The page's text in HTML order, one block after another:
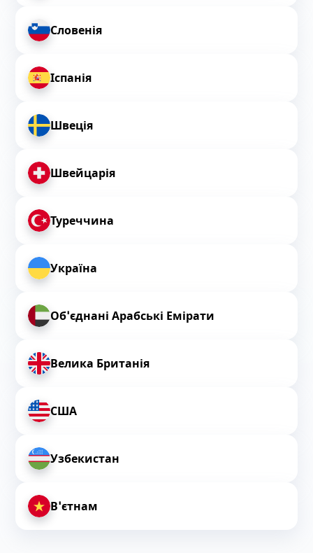
Словенія
Іспанія
Швеція
Швейцарія
Туреччина
Україна
Об'єднані Арабські Емірати
Велика Британія
США
Узбекистан
В'єтнам